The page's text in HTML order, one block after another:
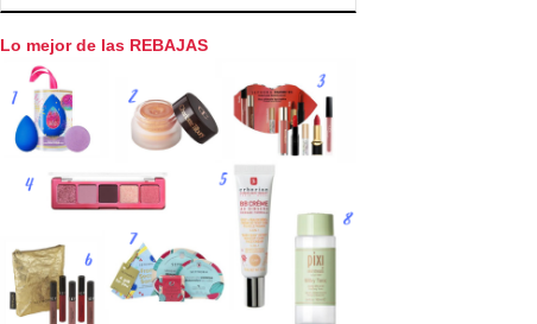
Lo mejor de las REBAJAS